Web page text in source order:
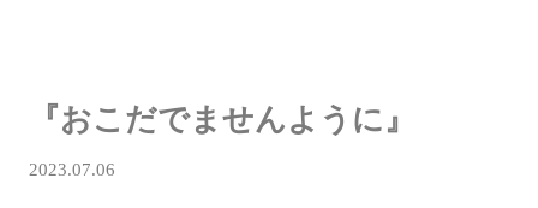
『おこだでませんように』
2023.07.06